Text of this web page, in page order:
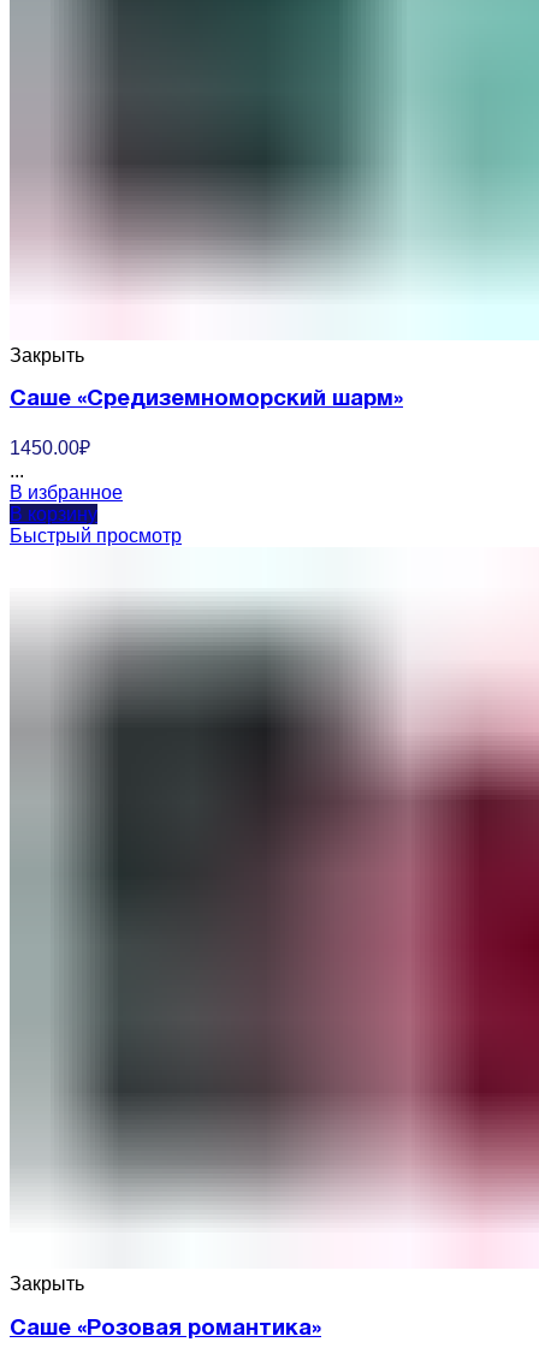
Закрыть
Саше «Средиземноморский шарм»
1450.00₽
...
В избранное
В корзину
Быстрый просмотр
Закрыть
Саше «Розовая романтика»